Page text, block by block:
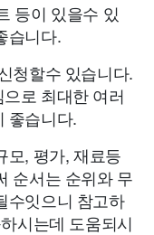
등이 있을수 있
습니다.
청할수 있습니다.
로 최대한 여러
좋습니다.
모, 평가, 재료등
순서는 순위와 무
수잇으니 참고하
시는데 도움되시